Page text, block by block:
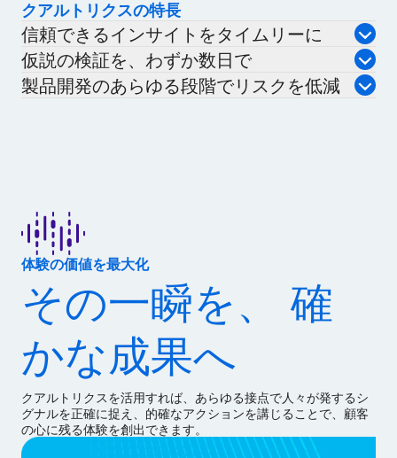
クアルトリクスの特長
信頼できるインサイトをタイムリーに
仮説の検証を、わずか数日で
製品開発のあらゆる段階でリスクを低減
体験の価値を最大化
その一瞬を、 確
かな成果へ
クアルトリクスを活用すれば、あらゆる接点で人々が発するシ
グナルを正確に捉え、的確なアクションを講じることで、顧客
の心に残る体験を創出できます。